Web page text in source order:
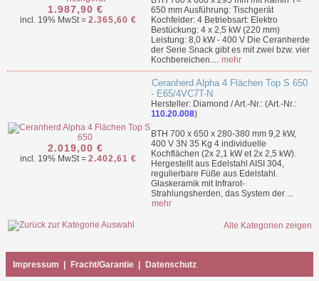
1.987,90 €
incl. 19% MwSt = 2.365,60 €
650 mm Ausführung: Tischgerät
Kochfelder: 4 Betriebsart: Elektro
Bestückung: 4 x 2,5 kW (220 mm)
Leistung: 8,0 kW - 400 V Die Ceranherde
der Serie Snack gibt es mit zwei bzw. vier
Kochbereichen.... mehr
2.019,00 €
incl. 19% MwSt = 2.402,61 €
Ceranherd Alpha 4 Flächen Top S 650
- E65/4VC7T-N
Hersteller: Diamond / Art.-Nr.: (Art.-Nr.:
110.20.008)
BTH 700 x 650 x 280-380 mm 9,2 kW,
400 V 3N 35 Kg 4 individuelle
Kochflächen (2x 2,1 kW et 2x 2,5 kW).
Hergestellt aus Edelstahl AISI 304,
regulierbare Füße aus Edelstahl.
Glaskeramik mit Infrarot-
Strahlungsherden, das System der ...
mehr
Alle Kategorien zeigen
Impressum Fracht/Garantie Datenschutz